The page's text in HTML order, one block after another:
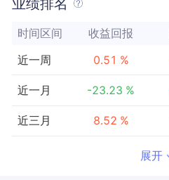
业绩排名
时间区间 收益回报
近一周 0.51 %
近一月 -23.23 %
近三月 8.52 %
展开